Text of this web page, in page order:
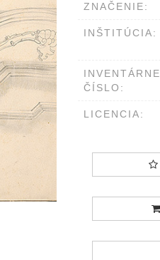
ZNAČENIE:
INŠTITÚCIA:
INVENTÁRNE
ČÍSLO:
LICENCIA: